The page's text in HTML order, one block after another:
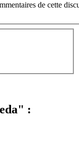
de cette
: